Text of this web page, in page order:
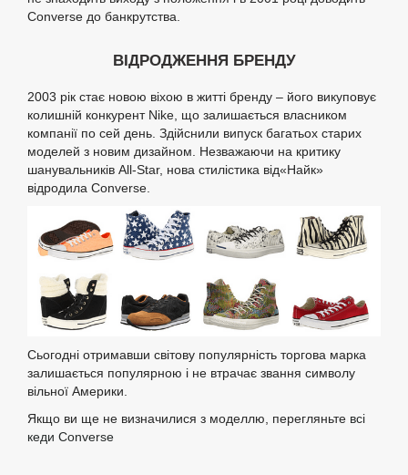
Converse до банкрутства.
ВІДРОДЖЕННЯ БРЕНДУ
2003 рік стає новою віхою в житті бренду – його викуповує
колишній конкурент Nike, що залишається власником
компанії по сей день. Здійснили випуск багатьох старих
моделей з новим дизайном. Незважаючи на критику
шанувальників All-Star, нова стилістика від«Найк»
відродила Converse.
Сьогодні отримавши світову популярність торгова марка
залишається популярною і не втрачає звання символу
вільної Америки.
Якщо ви ще не визначилися з моделлю, перегляньте всі
кеди Converse